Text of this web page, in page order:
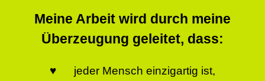
Meine Arbeit wird durch meine
Überzeugung geleitet, dass:
♥ jeder Mensch einzigartig ist,